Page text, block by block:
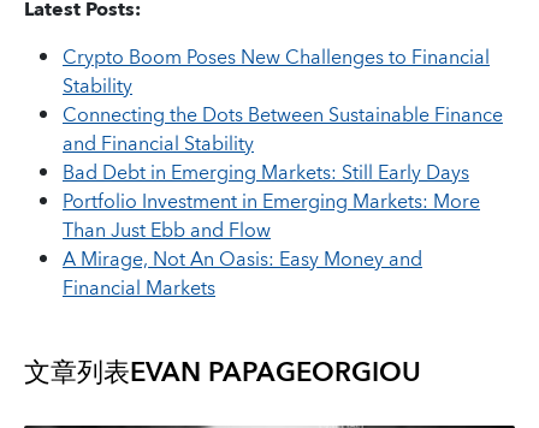
Latest Posts:
Crypto Boom Poses New Challenges to Financial
Stability
Connecting the Dots Between Sustainable Finance
and Financial Stability
Bad Debt in Emerging Markets: Still Early Days
Portfolio Investment in Emerging Markets: More
Than Just Ebb and Flow
A Mirage, Not An Oasis: Easy Money and
Financial Markets
文章列表EVAN PAPAGEORGIOU